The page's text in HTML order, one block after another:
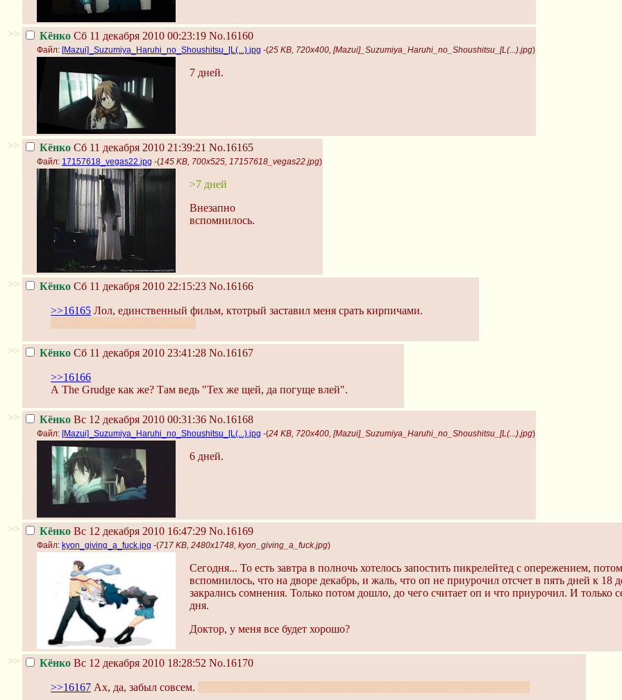
>> Кёнко Сб 11 декабря 2010 00:23:19 No.16160
Файл: [Mazui]_Suzumiya_Haruhi_no_Shoushitsu_[L(...).jpg -(25 KB, 720x400, [Mazui]_Suzumiya_Haruhi_no_Shoushitsu_[L(...).jpg)
7 дней.
>> Кёнко Сб 11 декабря 2010 21:39:21 No.16165
Файл: 17157618_vegas22.jpg -(145 KB, 700x525, 17157618_vegas22.jpg)
>7 дней
Внезапно
вспомнилось.
>> Кёнко Сб 11 декабря 2010 22:15:23 No.16166
>>16165 Лол, единственный фильм, ктотрый заставил меня срать кирпичами.
>> Кёнко Сб 11 декабря 2010 23:41:28 No.16167
>>16166
А The Grudge как же? Там ведь "Тех же щей, да погуще влей".
>> Кёнко Вс 12 декабря 2010 00:31:36 No.16168
Файл: [Mazui]_Suzumiya_Haruhi_no_Shoushitsu_[L(...).jpg -(24 KB, 720x400, [Mazui]_Suzumiya_Haruhi_no_Shoushitsu_[L(...).jpg)
6 дней.
>> Кёнко Вс 12 декабря 2010 16:47:29 No.16169
Файл: kyon_giving_a_fuck.jpg -(717 KB, 2480x1748, kyon_giving_a_fuck.jpg)
Сегодня... То есть завтра в полночь хотелось запостить пикрелейтед с опережением,
вспомнилось, что на дворе декабрь, и жаль, что оп не приурочил отсчет в пять дней к
закрались сомнения. Только потом дошло, до чего считает оп и что приурочил. И только
дня.
Доктор, у меня все будет хорошо?
>> Кёнко Вс 12 декабря 2010 18:28:52 No.16170
>>16167 Ах, да, забыл совсем.